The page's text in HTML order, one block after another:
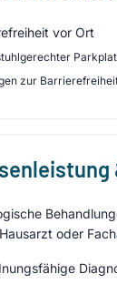
vor Ort
zur
oder